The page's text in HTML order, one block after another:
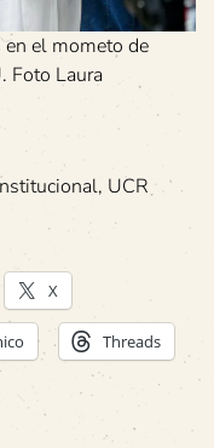
en el mometo de
Foto Laura
UCR
X
Threads